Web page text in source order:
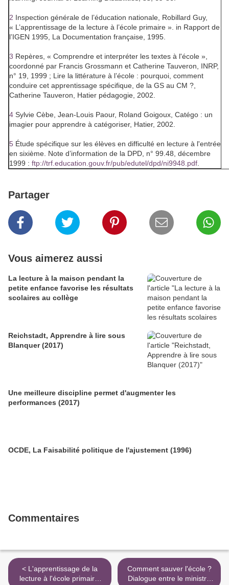
2 Inspection générale de l’éducation nationale, Robillard Guy,
« L’apprentissage de la lecture à l’école primaire ». in Rapport de
l’IGEN 1995 , La Documentation française, 1995.
3 Repères , « Comprendre et interpréter les textes à l'école »,
coordonné par Francis Grossmann et Catherine Tauveron, INRP,
n° 19, 1999 ; Lire la littérature à l’école : pourquoi, comment
conduire cet apprentissage spécifique, de la GS au CM ?,
Catherine Tauveron, Hatier pédagogie, 2002.
4 Sylvie Cèbe, Jean-Louis Paour, Roland Goigoux, Catégo : un
imagier pour apprendre à catégoriser, Hatier, 2002.
5 Étude spécifique sur les élèves en difficulté en lecture à l'entrée
en sixième. Note d’information de la DPD, n° 99.48, décembre
1999 : ftp://trf.education.gouv.fr/pub/edutel/dpd/ni9948.pdf
Partager
Vous aimerez aussi
La lecture à la maison pendant la
petite enfance favorise les résultats
scolaires au collège
Reichstadt, Apprendre à lire sous
Blanquer (2017)
Une meilleure discipline permet d'augmenter les
performances (2017)
OCDE, La Faisabilité politique de l'ajustement (1996)
Commentaires
< L'apprentissage de la
lecture à l'école primaire,
Comment sauver l'école ?
Dialogue entre le ministre